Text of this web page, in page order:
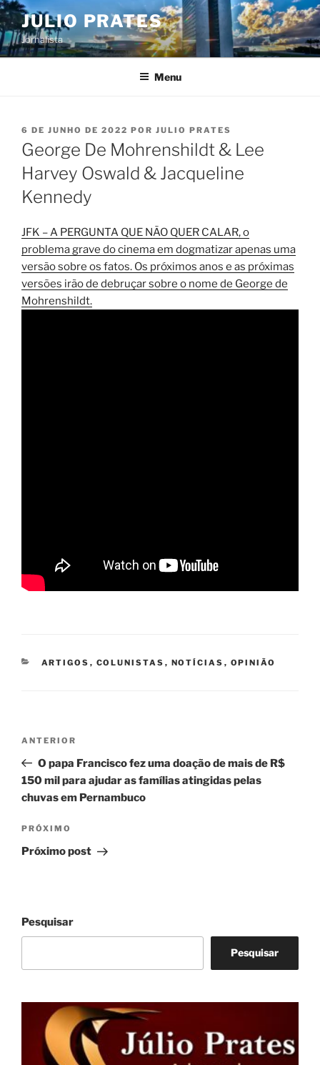
Pular
para
o
conteúdo
JULIO PRATES
Jornalista
Menu
PUBLICADO
EM
6 DE JUNHO DE 2022 POR JULIO PRATES
George De Mohrenshildt & Lee
Harvey Oswald & Jacqueline
Kennedy
JFK – A PERGUNTA QUE NÃO QUER CALAR, o
problema grave do cinema em dogmatizar apenas uma
versão sobre os fatos. Os próximos anos e as próximas
versões irão de debruçar sobre o nome de George de
Mohrenshildt.
CATEGORIAS
ARTIGOS , COLUNISTAS , NOTÍCIAS , OPINIÃO
Post
Post
anterior
ANTERIOR
O papa Francisco fez uma doação de mais de R$
150 mil para ajudar as famílias atingidas pelas
chuvas em Pernambuco
Próximo
post
PRÓXIMO
Próximo post
Pesquisar
Pesquisar